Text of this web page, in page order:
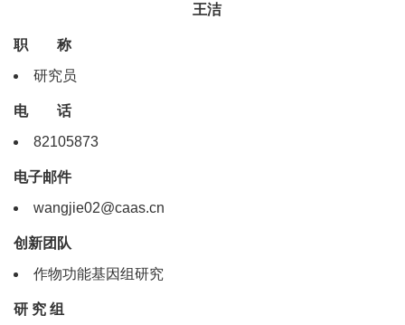
王洁
职 称
研究员
电 话
82105873
电子邮件
wangjie02@caas.cn
创新团队
作物功能基因组研究
研 究 组